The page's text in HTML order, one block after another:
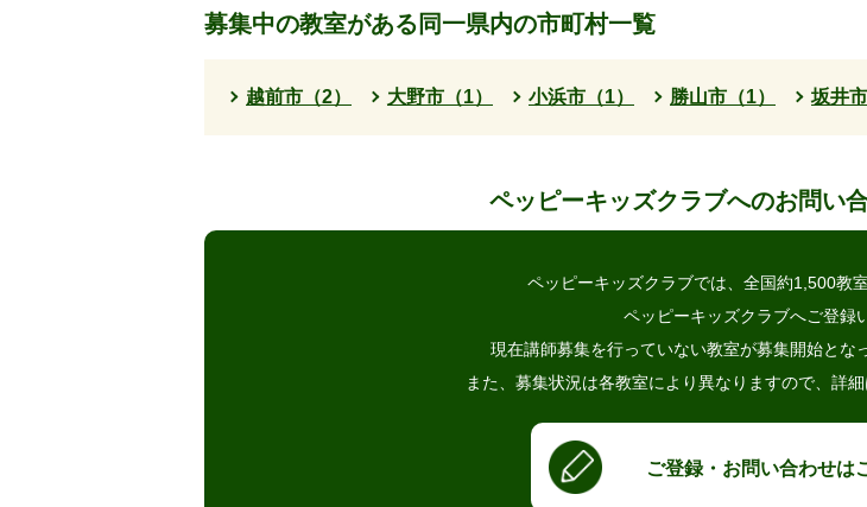
募集中の教室がある同一県内の市町村一覧
越前市（2） 大野市（1） 小浜市（1） 勝山市（1） 坂井市
ペッピーキッズクラブへのお問い
ペッピーキッズクラブでは、 全国約1,500教
ペッピーキッズクラブへご登録
現在講師募集を行っていない教室が募集開始とな
また、募集状況は各教室により異なりますので、 詳細
ご登録・お問い合わせは